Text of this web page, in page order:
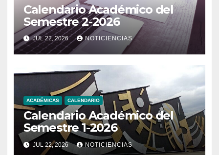
Calendario Académico del
Semestre 2-2026
JUL 22, 2026 NOTICIENCIAS
ACADÉMICAS CALENDARIO
Calendario Académico del
Semestre 1-2026
JUL 22, 2026 NOTICIENCIAS